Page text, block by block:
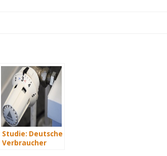
Studie: Deutsche
Verbraucher